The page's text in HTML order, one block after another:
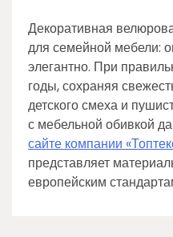
Декоративная
для семейной мебели:
элегантно. При
годы, сохраняя
детского смеха и
с мебельной обивкой
сайте компании
представляет
европейским